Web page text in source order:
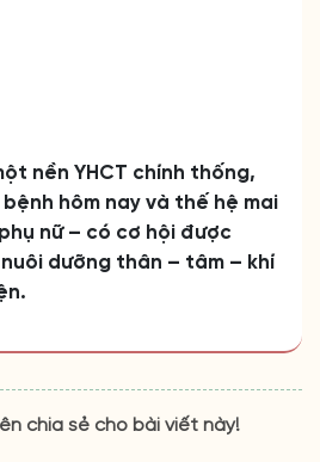
nền YHCT chính thống,
hôm nay và thế hệ mai
nữ – có cơ hội được
dưỡng thân – tâm – khí
chia sẻ cho bài viết này!